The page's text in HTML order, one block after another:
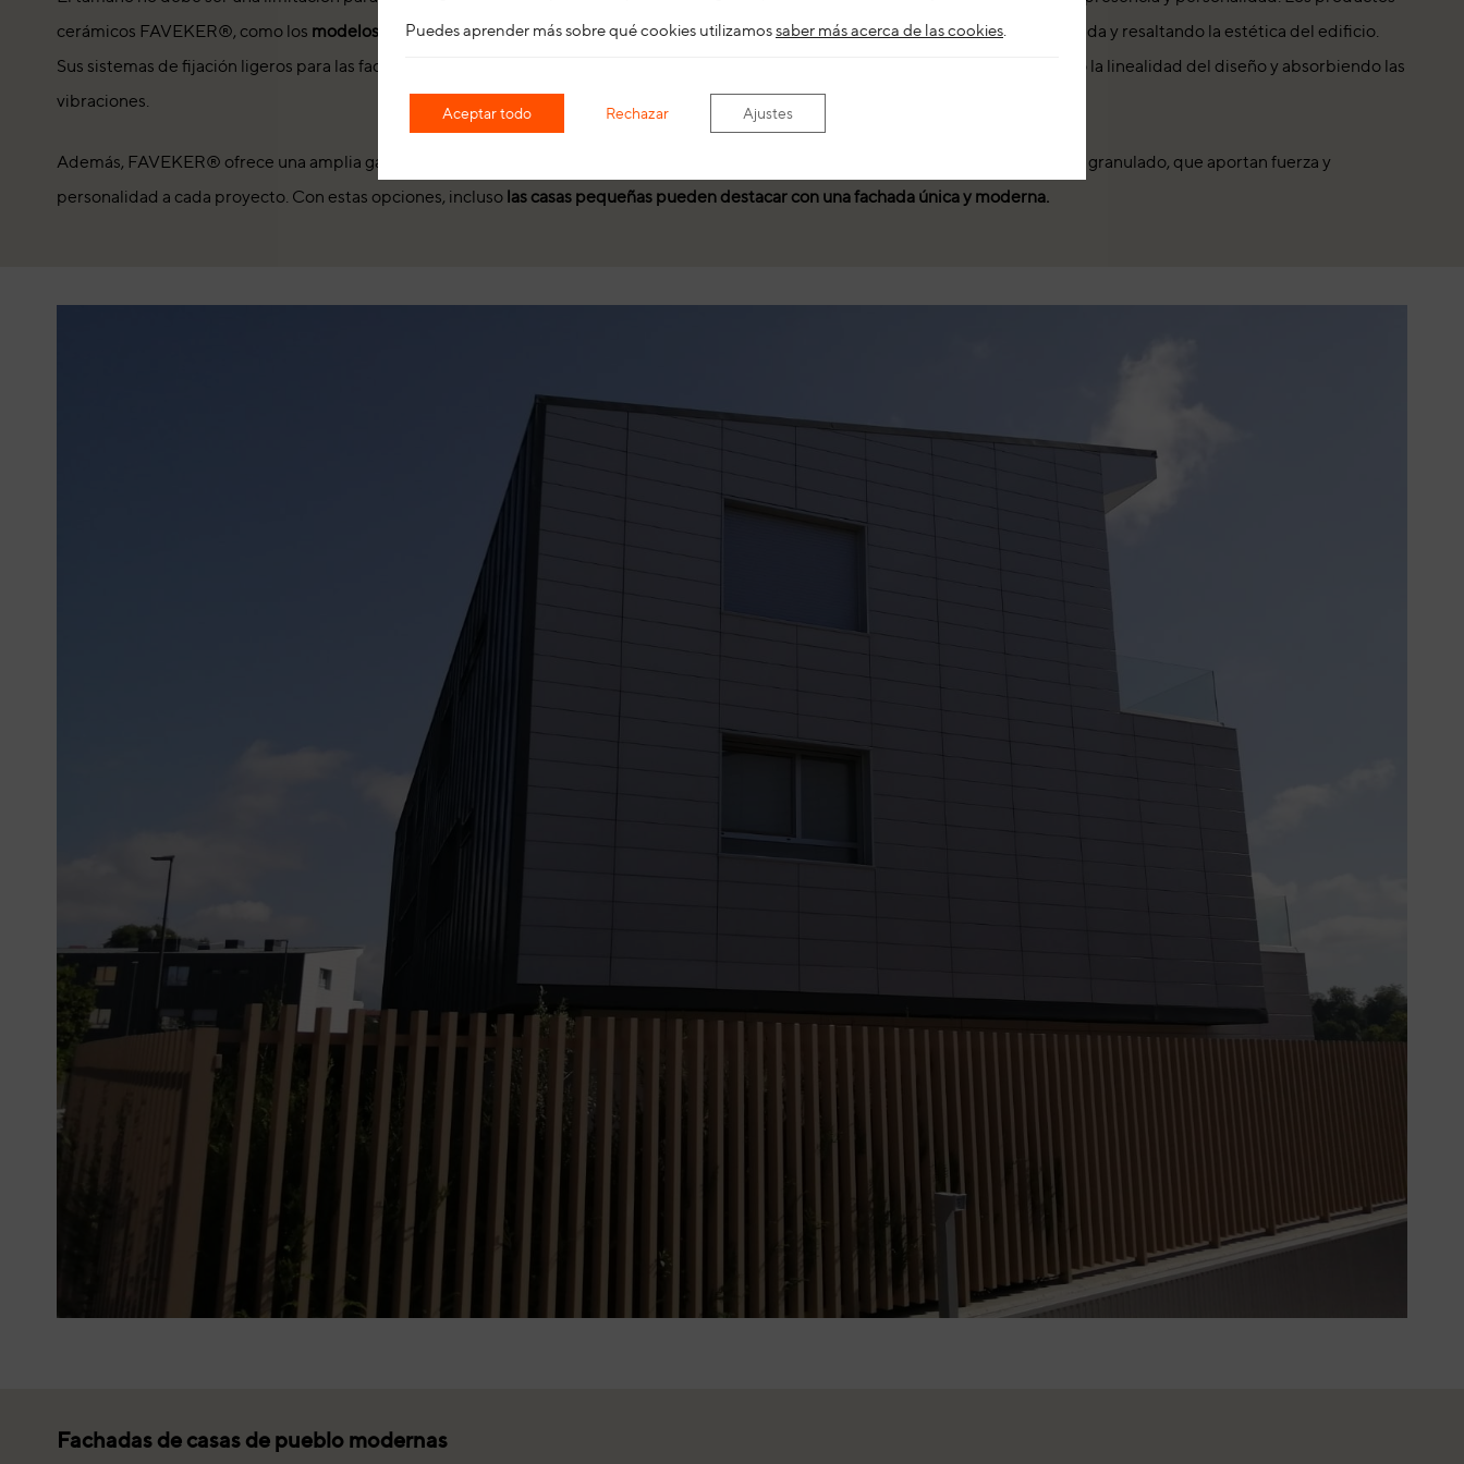
cerámicos FAVEKER®, como los modelos GA16yGA20, se adaptan perfectamente a estos proyectos, optimizando el peso de la fachada y resaltando la estética del edificio.
Sus sistemas de fijación ligeros para las fachadas de casas modernas facilitan la instalación y permiten optimizar los costes, acentuando la linealidad del diseño y absorbiendo las
vibraciones.
Además, FAVEKER® ofrece una amplia gama de colores naturales, esmaltados y de terracota, con acabados mate, brillo, texturizado o granulado, que aportan fuerza y
personalidad a cada proyecto. Con estas opciones, incluso las casas pequeñas pueden destacar con una fachada única y moderna.
Fachadas de casas de pueblo modernas
Puedes aprender más sobre qué cookies utilizamossaber más acerca de las cookies.
Aceptar todo Rechazar Ajustes